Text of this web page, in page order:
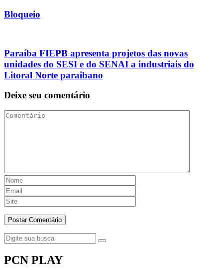
Bloqueio
Paraíba FIEPB apresenta projetos das novas
unidades do SESI e do SENAI a industriais do
Litoral Norte paraibano
Deixe seu comentário
PCN PLAY